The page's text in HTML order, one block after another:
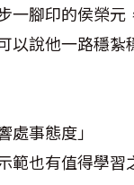
一腳印的侯榮
以說他一路穩紮
處事態度」
範也有值得學習